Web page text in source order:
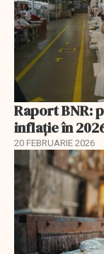
Raport BNR:
inflație în
20 FEBRUARIE 2026